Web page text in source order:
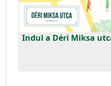
Indul a Déri Miksa